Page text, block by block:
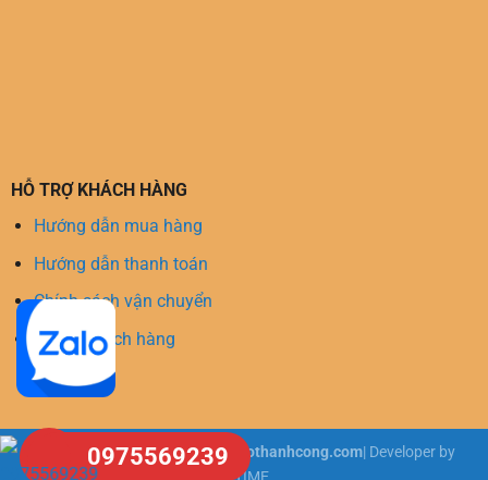
HỖ TRỢ KHÁCH HÀNG
Hướng dẫn mua hàng
Hướng dẫn thanh toán
Chính sách vận chuyển
Hỗ trợ khách hàng
Copyright 2026 ©tongkhosangothanhcong.com| Developer by
0975569239